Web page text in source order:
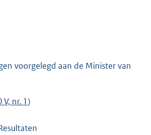
voorgelegd aan de Minister van
nr. 1)